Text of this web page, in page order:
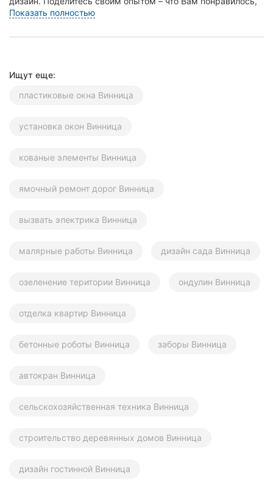
Полтава
Черновцы
Ивано-
Карпаты
а что нет! Это поможет другим жителям В...
Показать полностью
Ищут еще:
пластиковые окна Винница
установка окон Винница
кованые элементы Винница
ямочный ремонт дорог Винница
вызвать электрика Винница
малярные работы Винница дизайн сада Винница
озеленение територии Винница ондулин Винница
отделка квартир Винница
бетонные роботы Винница заборы Винница
автокран Винница
сельскохозяйственная техника Винница
строительство деревянных домов Винница
дизайн гостинной Винница